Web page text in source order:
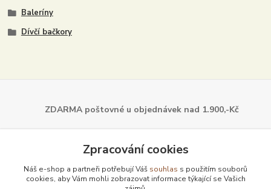
Baleríny
Dívčí bačkory
ZDARMA poštovné u objednáveknad 1.900,-Kč
Dále z naší nabídky
Zpracování cookies
Náš e-shop a partneři potřebují Váš souhlas s použitím souborů
cookies, aby Vám mohli zobrazovat informace týkající se Vašich